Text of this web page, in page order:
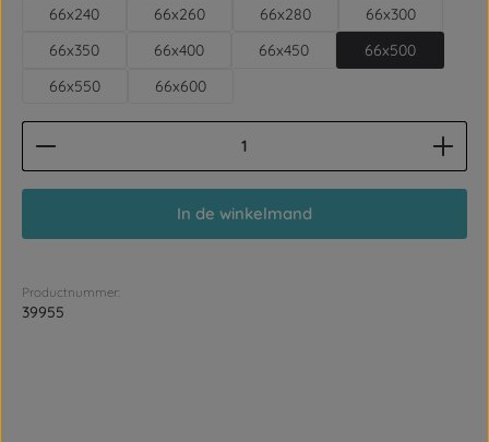
66x240
66x260 66x280
66x300
66x350
66x400 66x450
66x500
66x550
66x600
Producthoeveelheid: Voer de gewenste
In de winkelmand
Productnummer:
39955